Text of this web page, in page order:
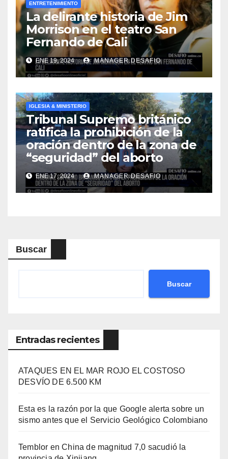
ENTRETENIMIENTO
La delirante historia de Jim
Morrison en el teatro San
Fernando de Cali
ENE 19, 2024 MANAGER.DESAFIO
IGLESIA & MINISTERIO
Tribunal Supremo británico
ratifica la prohibición de la
oración dentro de la zona de
“seguridad” del aborto
ENE 17, 2024 MANAGER.DESAFIO
Buscar
Buscar
Entradas recientes
ATAQUES EN EL MAR ROJO EL COSTOSO
DESVÍO DE 6.500 KM
Esta es la razón por la que Google alerta sobre un
sismo antes que el Servicio Geológico Colombiano
Temblor en China de magnitud 7,0 sacudió la